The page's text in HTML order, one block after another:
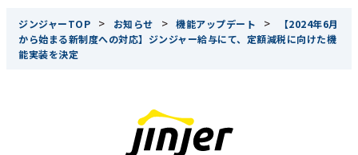
ジンジャーTOP > お知らせ > 機能アップデート >
【2024年6月
から始まる新制度への対応】ジンジャー給与にて、定額減税に向けた機
能実装を決定